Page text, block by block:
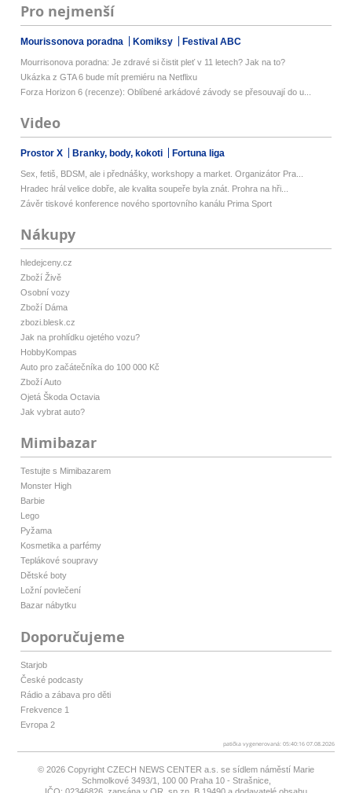
Pro nejmenší
Mourissonova poradna Komiksy Festival ABC
Mourrisonova poradna: Je zdravé si čistit pleť v 11 letech? Jak na to?
Ukázka z GTA 6 bude mít premiéru na Netflixu
Forza Horizon 6 (recenze): Oblíbené arkádové závody se přesouvají do u...
Video
Prostor X Branky, body, kokoti Fortuna liga
Sex, fetiš, BDSM, ale i přednášky, workshopy a market. Organizátor Pra...
Hradec hrál velice dobře, ale kvalita soupeře byla znát. Prohra na hři...
Závěr tiskové konference nového sportovního kanálu Prima Sport
Nákupy
hledejceny.cz
Zboží Živě
Osobní vozy
Zboží Dáma
zbozi.blesk.cz
Jak na prohlídku ojetého vozu?
HobbyKompas
Auto pro začátečníka do 100 000 Kč
Zboží Auto
Ojetá Škoda Octavia
Jak vybrat auto?
Mimibazar
Testujte s Mimibazarem
Monster High
Barbie
Lego
Pyžama
Kosmetika a parfémy
Teplákové soupravy
Dětské boty
Ložní povlečení
Bazar nábytku
Doporučujeme
Starjob
České podcasty
Rádio a zábava pro děti
Frekvence 1
Evropa 2
patička vygenerovaná: 05:40:16 07.08.2026
© 2026 Copyright CZECH NEWS CENTER a.s. se sídlem náměstí Marie
Schmolkové 3493/1, 100 00 Praha 10 - Strašnice,